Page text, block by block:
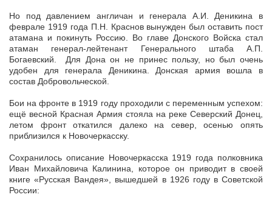
Но под давлением англичан и генерала А.И. Деникина в
феврале 1919 года П.Н. Краснов вынужден был оставить пост
атамана и покинуть Россию. Во главе Донского Войска стал
атаман генерал-лейтенант Генерального штаба А.П.
Богаевский. Для Дона он не принес пользу, но был очень
удобен для генерала Деникина. Донская армия вошла в
состав Добровольческой.
Бои на фронте в 1919 году проходили с переменным успехом:
ещё весной Красная Армия стояла на реке Северский Донец,
летом фронт откатился далеко на север, осенью опять
приблизился к Новочеркасску.
Сохранилось описание Новочеркасска 1919 года полковника
Иван Михайловича Калинина, которое он приводит в своей
книге «Русская Вандея», вышедшей в 1926 году в Советской
России: